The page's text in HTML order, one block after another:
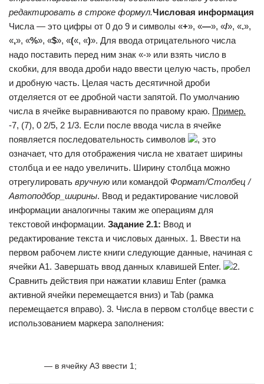
редактировать в строке формул.Числовая информация
Числа — это цифры от 0 до 9 и символы «+», «—», «/», «.»,
«,», «%», «$», «(«, «)». Для ввода отрицательного числа
надо поставить перед ним знак «-» или взять число в
скобки, для ввода дроби надо ввести целую часть, пробел
и дробную часть. Целая часть десятичной дроби
отделяется от ее дробной части запятой. По умолчанию
числа в ячейке выравниваются по правому краю. Пример.
-7, (7), 0 2/5, 2 1/3. Если после ввода числа в ячейке
появляется последовательность символов
, это
означает, что для отображения числа не хватает ширины
столбца и ее надо увеличить. Ширину столбца можно
отрегулировать вручную или командой Формат/Столбец /
Автоподбор_ширины. Ввод и редактирование числовой
информации аналогичны таким же операциям для
текстовой информации. Задание 2.1: Ввод и
редактирование текста и числовых данных. 1. Ввести на
первом рабочем листе книги следующие данные, начиная с
ячейки А1. Завершать ввод данных клавишей Enter.
2.
Сравнить действия при нажатии клавиш Enter (рамка
активной ячейки перемещается вниз) и Tab (рамка
перемещается вправо). 3. Числа в первом столбце ввести с
использованием маркера заполнения:
— в ячейку А3 ввести 1;